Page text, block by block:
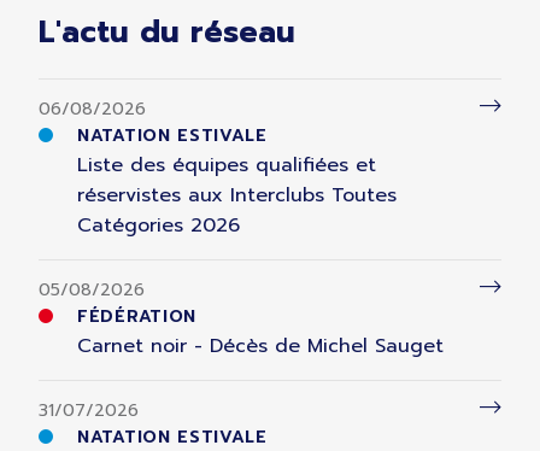
L'actu du réseau
06/08/2026
NATATION ESTIVALE
Liste des équipes qualifiées et
réservistes aux Interclubs Toutes
Catégories 2026
05/08/2026
FÉDÉRATION
Carnet noir - Décès de Michel Sauget
31/07/2026
NATATION ESTIVALE